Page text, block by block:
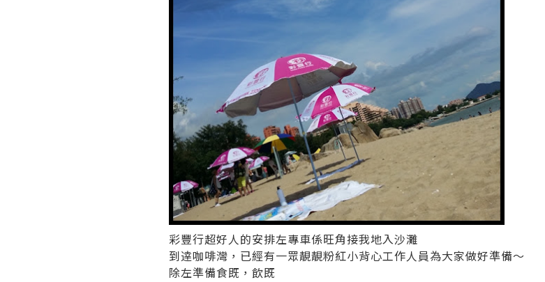
彩豐行超好人的安排左專車係旺角接我地入沙灘
到逹咖啡灣，已經有一眾靚靚粉紅小背心工作人員為大家做好準備～
除左準備食既，飲既